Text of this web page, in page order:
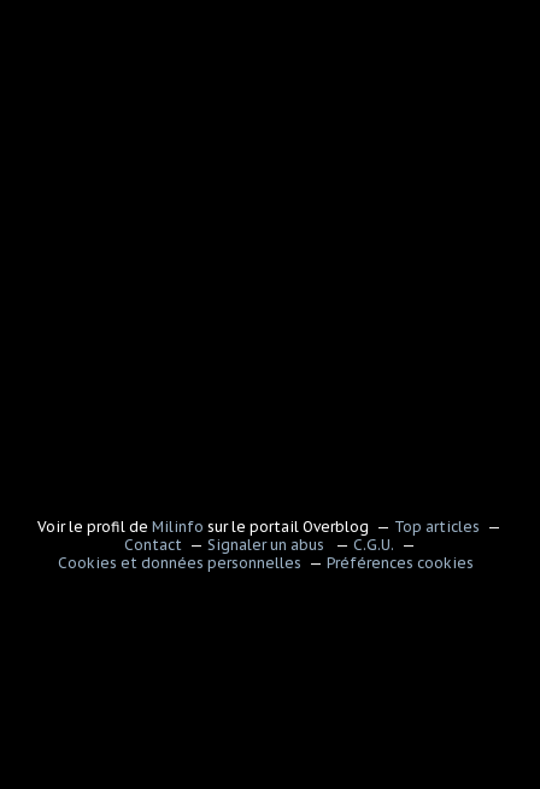
Voir le profil deMilinfo sur le portail Overblog
Top articles
Contact
Signaler un abus
C.G.U.
Cookies et données personnelles
Préférences cookies